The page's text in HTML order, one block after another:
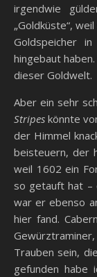
irgendwie
„Goldküste“,
Goldspeicher
hingebaut
dieser Goldwelt.
Aber ein sehr
Stripes könnte
der Himmel
beisteuern, der
weil 1602 ein
so getauft hat –
war er ebenso
hier fand.
Trauben sein,
gefunden habe